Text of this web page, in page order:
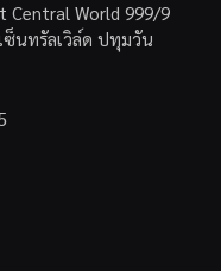
Central World 999/9
ซ็นทรัลเวิล์ด ปทุมวัน